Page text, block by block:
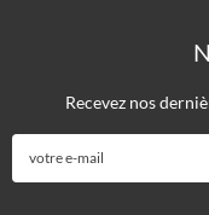
Recevez nos